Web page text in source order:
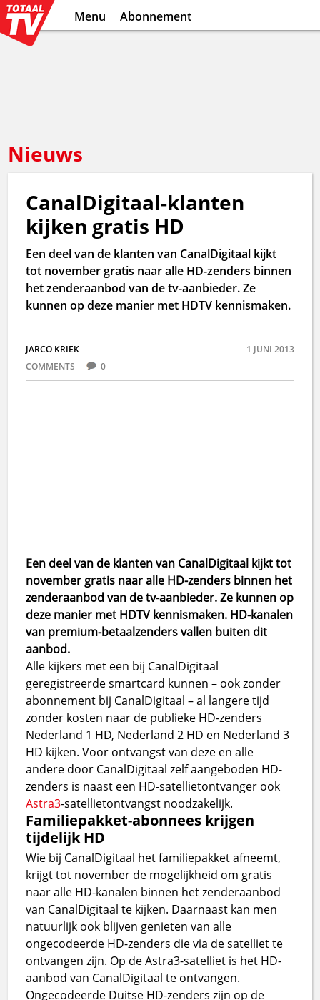
Menu Abonnement
Nieuws
CanalDigitaal-klanten
kijken gratis HD
Een deel van de klanten van CanalDigitaal kijkt
tot november gratis naar alle HD-zenders binnen
het zenderaanbod van de tv-aanbieder. Ze
kunnen op deze manier met HDTV kennismaken.
JARCO KRIEK
1 JUNI 2013
COMMENTS
0
Een deel van de klanten van CanalDigitaal kijkt tot
november gratis naar alle HD-zenders binnen het
zenderaanbod van de tv-aanbieder. Ze kunnen op
deze manier met HDTV kennismaken. HD-kanalen
van premium-betaalzenders vallen buiten dit
aanbod.
Alle kijkers met een bij CanalDigitaal
geregistreerde smartcard kunnen – ook zonder
abonnement bij CanalDigitaal – al langere tijd
zonder kosten naar de publieke HD-zenders
Nederland 1 HD, Nederland 2 HD en Nederland 3
HD kijken. Voor ontvangst van deze en alle
andere door CanalDigitaal zelf aangeboden HD-
zenders is naast een HD-satellietontvanger ook
Astra3-satellietontvangst noodzakelijk.
Familiepakket-abonnees krijgen
tijdelijk HD
Wie bij CanalDigitaal het familiepakket afneemt,
krijgt tot november de mogelijkheid om gratis
naar alle HD-kanalen binnen het zenderaanbod
van CanalDigitaal te kijken. Daarnaast kan men
natuurlijk ook blijven genieten van alle
ongecodeerde HD-zenders die via de satelliet te
ontvangen zijn. Op de Astra3-satelliet is het HD-
aanbod van CanalDigitaal te ontvangen.
Ongecodeerde Duitse HD-zenders zijn op de